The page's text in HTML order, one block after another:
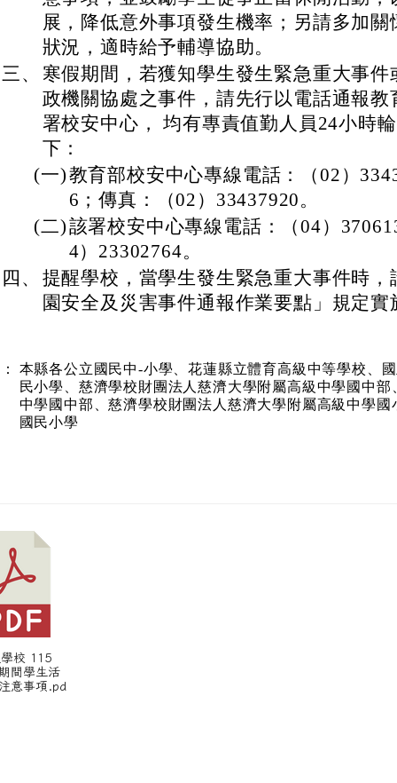
展，降低意外事項發生機率；另請多加
狀況，適時給予輔導協助。
三、
寒假期間，若獲知學生發生緊急重大事
政機關協處之事件，請先行以電話通報教
署校安中心， 均有專責值勤人員24小時
下：
(一)教育部校安中心專線電話：（02）
6；傳真：（02）33437920。
(二)該署校安中心專線電話：（04）
4）23302764。
四、
提醒學校，當學生發生緊急重大事件時，
園安全及災害事件通報作業要點」規定實
本縣各公立國民中-小學、花蓮縣立體育高級中等學校、
民小學、慈濟學校財團法人慈濟大學附屬高級中學國中部
中學國中部、慈濟學校財團法人慈濟大學附屬高級中學國
國民小學
校 115
間學生活
意事項.pd